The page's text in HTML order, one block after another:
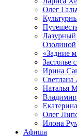
Олег
Лазурный
Озолиной
«Задние
Застолье
Ирина
Светлана
Наталья
Олег
Илона
Афиша